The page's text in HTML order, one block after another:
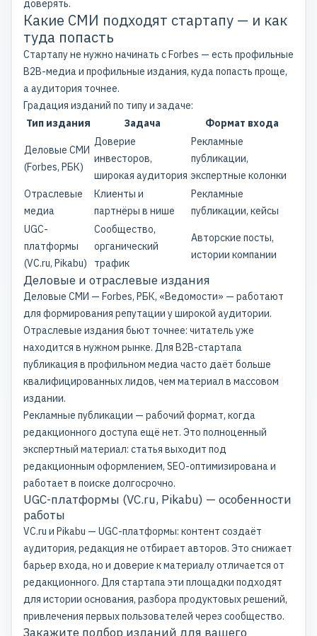
доверять.
Какие СМИ подходят стартапу — и как
туда попасть
Стартапу не нужно начинать с Forbes — есть профильные
B2B-медиа и профильные издания, куда попасть проще,
а аудитория точнее.
Градация изданий по типу и задаче:
Тип издания
Задача Формат входа
Деловые СМИ
(Forbes, РБК)
Доверие
инвесторов,
широкая аудитория
Рекламные
публикации,
экспертные колонки
Отраслевые
медиа
Клиенты и
партнёры в нише
Рекламные
публикации, кейсы
UGC-
платформы
(VC.ru, Pikabu)
Сообщество,
органический
трафик
Авторские посты,
истории компании
Деловые и отраслевые издания
Деловые СМИ — Forbes, РБК, «Ведомости» — работают
для формирования репутации у широкой аудитории.
Отраслевые издания бьют точнее: читатель уже
находится в нужном рынке. Для B2B-стартапа
публикация в профильном медиа часто даёт больше
квалифицированных лидов, чем материал в массовом
издании.
Рекламные публикации — рабочий формат, когда
редакционного доступа ещё нет. Это полноценный
экспертный материал: статья выходит под
редакционным оформлением, SEO-оптимизирована и
работает в поиске долгосрочно.
UGC-платформы (VC.ru, Pikabu) — особенности
работы
VC.ru и Pikabu — UGC-платформы: контент создаёт
аудитория, редакция не отбирает авторов. Это снижает
барьер входа, но и доверие к материалу отличается от
редакционного. Для стартапа эти площадки подходят
для истории основания, разбора продуктовых решений,
привлечения первых пользователей через сообщество.
Закажите подбор изданий для вашего